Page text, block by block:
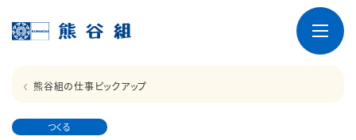
熊谷組の仕事ピックアップ
つくる